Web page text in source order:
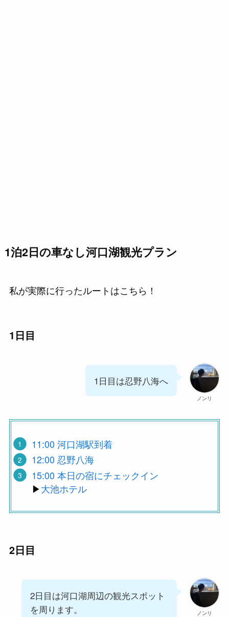
1泊2日の車なし河口湖観光プラン
私が実際に行ったルートはこちら！
1日目
ノンリ
1日目は忍野八海へ
11:00 河口湖駅到着
12:00 忍野八海
15:00 本日の宿にチェックイン
▶︎大池ホテル
2日目
ノンリ
2日目は河口湖周辺の観光スポット
を周ります。